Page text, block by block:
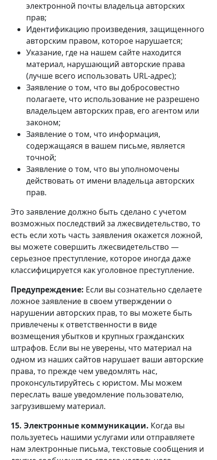
электронной почты владельца авторских
прав;
Идентификацию произведения, защищенного
авторским правом, которое нарушается;
Указание, где на нашем сайте находится
материал, нарушающий авторские права
(лучше всего использовать URL-адрес);
Заявление о том, что вы добросовестно
полагаете, что использование не разрешено
владельцем авторских прав, его агентом или
законом;
Заявление о том, что информация,
содержащаяся в вашем письме, является
точной;
Заявление о том, что вы уполномочены
действовать от имени владельца авторских
прав.
Это заявление должно быть сделано с учетом
возможных последствий за лжесвидетельство, то
есть если хоть часть заявления окажется ложной,
вы можете совершить лжесвидетельство —
серьезное преступление, которое иногда даже
классифицируется как уголовное преступление.
Предупреждение: Если вы сознательно сделаете
ложное заявление в своем утверждении о
нарушении авторских прав, то вы можете быть
привлечены к ответственности в виде
возмещения убытков и крупных гражданских
штрафов. Если вы не уверены, что материал на
одном из наших сайтов нарушает ваши авторские
права, то прежде чем уведомлять нас,
проконсультируйтесь с юристом. Мы можем
переслать ваше уведомление пользователю,
загрузившему материал.
15. Электронные коммуникации. Когда вы
пользуетесь нашими услугами или отправляете
нам электронные письма, текстовые сообщения и